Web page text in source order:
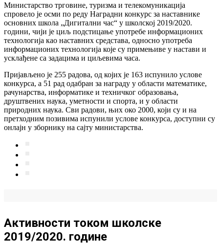
Министарство трговине, туризма и телекомуникација
спровело је осми по реду Наградни конкурс за наставнике
основних школа „Дигитални час“ у школској 2019/2020.
години, чији је циљ подстицање употребе информационих
технологија као наставних средстава, односно употреба
информационих технологија које су примењиве у настави и
усклађене са задацима и циљевима часа.
Пријављено је 255 радова, од којих је 163 испунило услове
конкурса, а 51 рад одабран за награду у области математике,
рачунарства, информатике и техничког образовања,
друштвених наука, уметности и спорта, и у области
природних наука. Сви радови, њих око 2000, који су и на
претходним позивима испунили услове конкурса, доступни су
онлајн у зборнику на сајту министарства.
Активности током школске
2019/2020. године